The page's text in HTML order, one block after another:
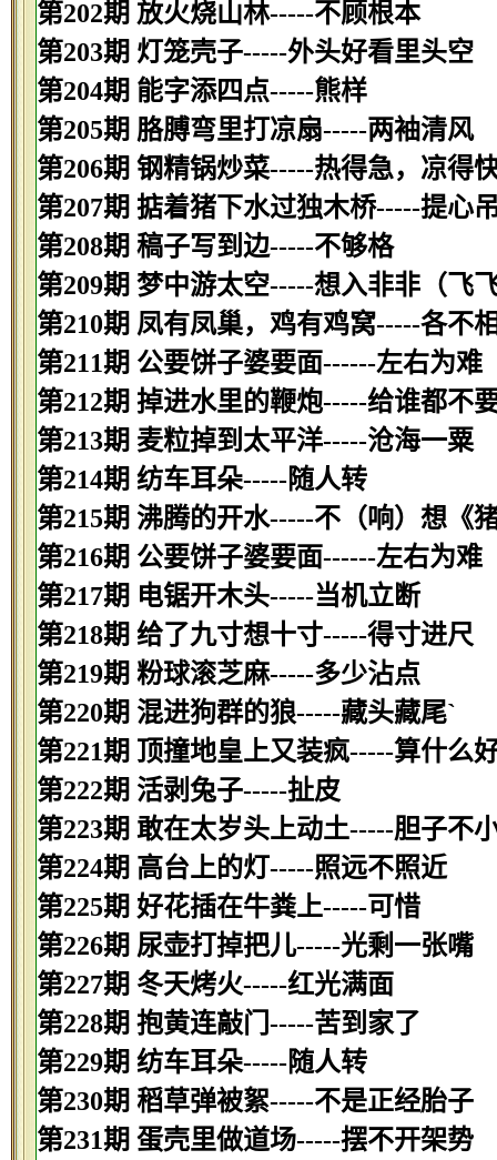
第202期 放火烧山林-----不顾根本
第203期 灯笼壳子-----外头好看里头空
第204期 能字添四点-----熊样
第205期 胳膊弯里打凉扇-----两袖清风
第206期 钢精锅炒菜-----热得急，凉得
第207期 掂着猪下水过独木桥-----提心
第208期 稿子写到边-----不够格
第209期 梦中游太空-----想入非非（飞
第210期 凤有凤巢，鸡有鸡窝-----各不
第211期 公要饼子婆要面------左右为难
第212期 掉进水里的鞭炮-----给谁都不
第213期 麦粒掉到太平洋-----沧海一粟
第214期 纺车耳朵-----随人转
第215期 沸腾的开水-----不（响）想《
第216期 公要饼子婆要面------左右为难
第217期 电锯开木头-----当机立断
第218期 给了九寸想十寸-----得寸进尺
第219期 粉球滚芝麻-----多少沾点
第220期 混进狗群的狼-----藏头藏尾`
第221期 顶撞地皇上又装疯-----算什么
第222期 活剥兔子-----扯皮
第223期 敢在太岁头上动土-----胆子不
第224期 高台上的灯-----照远不照近
第225期 好花插在牛粪上-----可惜
第226期 尿壶打掉把儿-----光剩一张嘴
第227期 冬天烤火-----红光满面
第228期 抱黄连敲门-----苦到家了
第229期 纺车耳朵-----随人转
第230期 稻草弹被絮-----不是正经胎子
第231期 蛋壳里做道场-----摆不开架势